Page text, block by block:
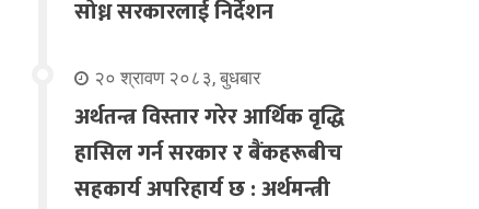
सोध्न सरकारलाई निर्देशन
२० श्रावण २०८३, बुधबार
अर्थतन्त्र विस्तार गरेर आर्थिक वृद्धि
हासिल गर्न सरकार र बैंकहरूबीच
सहकार्य अपरिहार्य छ : अर्थमन्त्री